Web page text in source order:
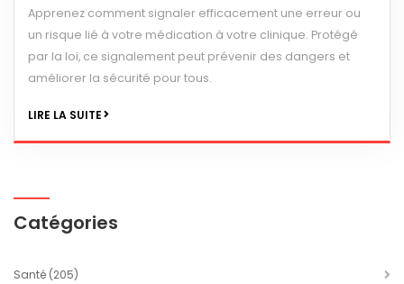
Apprenez comment signaler efficacement une erreur ou
un risque lié à votre médication à votre clinique. Protégé
par la loi, ce signalement peut prévenir des dangers et
améliorer la sécurité pour tous.
LIRE LA SUITE
Catégories
Santé (205)